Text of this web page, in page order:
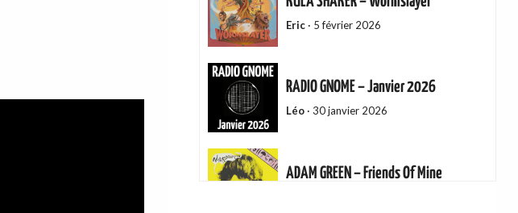
Eric· 5 février 2026
RADIO GNOME – Janvier 2026
Léo· 30 janvier 2026
ADAM GREEN – Friends Of Mine